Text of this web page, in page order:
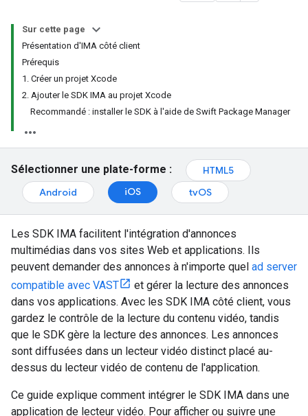
Sur cette page
Présentation d'IMA côté client
Prérequis
1. Créer un projet Xcode
2. Ajouter le SDK IMA au projet Xcode
Recommandé : installer le SDK à l'aide de Swift Package Manager
Sélectionner une plate-forme :
HTML5
Android
iOS tvOS
Les SDK IMA facilitent l'intégration d'annonces
multimédias dans vos sites Web et applications. Ils
peuvent demander des annonces à n'importe quel ad server
compatible avec VAST
et gérer la lecture des annonces
dans vos applications. Avec les SDK IMA côté client, vous
gardez le contrôle de la lecture du contenu vidéo, tandis
que le SDK gère la lecture des annonces. Les annonces
sont diffusées dans un lecteur vidéo distinct placé au-
dessus du lecteur vidéo de contenu de l'application.
Ce guide explique comment intégrer le SDK IMA dans une
application de lecteur vidéo. Pour afficher ou suivre une